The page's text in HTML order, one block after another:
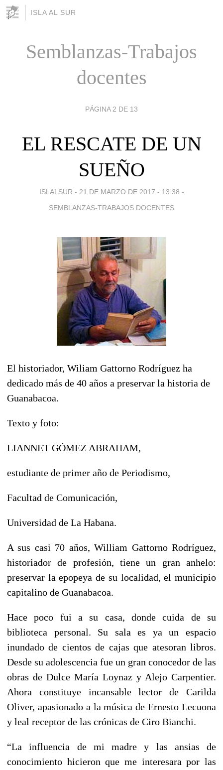
ISLA AL SUR
Semblanzas-Trabajos
docentes
PÁGINA 2 DE 13
EL RESCATE DE UN
SUEÑO
ISLALSUR - 21 DE MARZO DE 2017 - 13:38 -
SEMBLANZAS-TRABAJOS DOCENTES
El historiador, Wiliam Gattorno Rodríguez ha
dedicado más de 40 años a preservar la historia de
Guanabacoa.
Texto y foto:
LIANNET GÓMEZ ABRAHAM,
estudiante de primer año de Periodismo,
Facultad de Comunicación,
Universidad de La Habana.
A sus casi 70 años, William Gattorno Rodríguez,
historiador de profesión, tiene un gran anhelo:
preservar la epopeya de su localidad, el municipio
capitalino de Guanabacoa.
Hace poco fui a su casa, donde cuida de su
biblioteca personal. Su sala es ya un espacio
inundado de cientos de cajas que atesoran libros.
Desde su adolescencia fue un gran conocedor de las
obras de Dulce María Loynaz y Alejo Carpentier.
Ahora constituye incansable lector de Carilda
Oliver, apasionado a la música de Ernesto Lecuona
y leal receptor de las crónicas de Ciro Bianchi.
“La influencia de mi madre y las ansias de
conocimiento hicieron que me interesara por las